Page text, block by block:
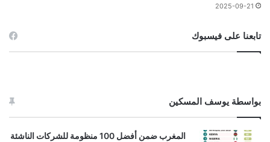
2025-09-21
تابعنا على فيسبوك
بواسطة يوسف المسكين
المغرب ضمن أفضل 100 منظومة للشركات الناشئة